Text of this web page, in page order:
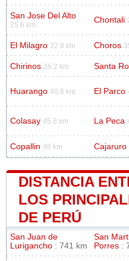
San Jose Del Alto
25.6 km
Chontali
El Milagro 32.8 km Choros
Chirinos 36.2 km Santa
Huarango 40.6 km El Parco
Colasay 45.8 km La Peca
Copallin 48 km Cajaruro
DISTANCIA
LOS
DE PERÚ
San Juan de
Lurigancho : 741 km
San
Porres :